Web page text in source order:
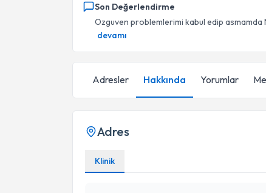
Son Değerlendirme
Ozguven problemlerimi kabul edip
devamı
Adresler Hakkında Yorumlar
Adres
Klinik